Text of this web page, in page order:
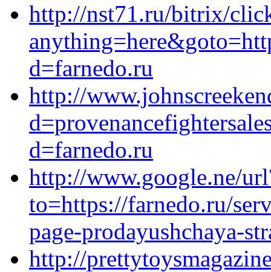
http://nst71.ru/bitrix/
d=farnedo.ru
http://
d=farnedo.ru
http://www.google.ne/
to=https://farnedo.ru/
page-prodayushchaya-
http://